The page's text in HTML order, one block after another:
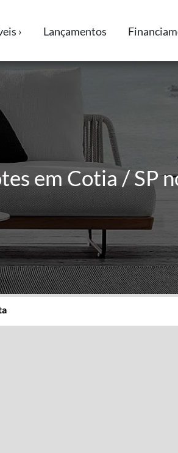
› Lançamentos
em Cotia / SP